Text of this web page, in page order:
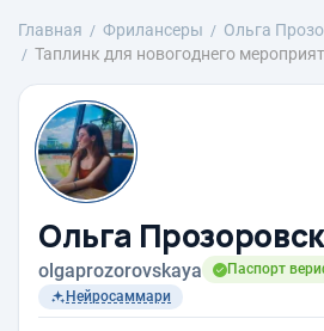
Главная Фрилансеры Ольга
Таплинк для новогоднего
Ольга
olgaprozorovskaya
Паспорт
Нейросаммари